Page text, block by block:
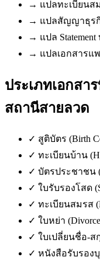
→ แปลทะเบียนส
→ แปลสัญญาธุร
→ แปล
→ แปลเอกสารแ
ประเภทเอกสา
สถานีสายลวด
✓ สูติบัตร (Birth
✓ ทะเบียนบ้าน
✓ บัตรประชาชน
✓ ใบรับรองโสด
✓ ทะเบียนสมรส
✓ ใบหย่า
✓ ใบเปลี่ยนชื่อ-สกุ
✓ หนังสือรับรองบุ